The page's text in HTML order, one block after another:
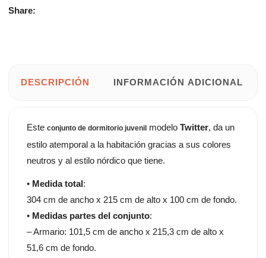
Share:
DESCRIPCIÓN INFORMACIÓN ADICIONAL
Esteconjunto de dormitorio juvenil modeloTwitter, da un
estilo atemporal a la habitación gracias a sus colores
neutros y al estilo nórdico que tiene.
• Medida total:
304 cm de ancho x 215 cm de alto x 100 cm de fondo.
• Medidas partes del conjunto:
– Armario: 101,5 cm de ancho x 215,3 cm de alto x
51,6 cm de fondo.